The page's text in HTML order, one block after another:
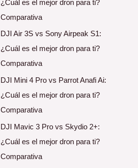
¿Cuál es el mejor dron para ti?
Comparativa
DJI Air 3S vs Sony Airpeak S1:
¿Cuál es el mejor dron para ti?
Comparativa
DJI Mini 4 Pro vs Parrot Anafi Ai:
¿Cuál es el mejor dron para ti?
Comparativa
DJI Mavic 3 Pro vs Skydio 2+:
¿Cuál es el mejor dron para ti?
Comparativa